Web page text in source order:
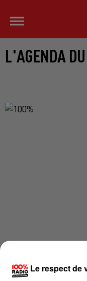
L'AGENDA
Le respect de